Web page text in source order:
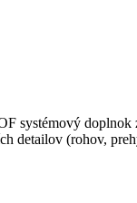
systémový doplnok
detailov (rohov,